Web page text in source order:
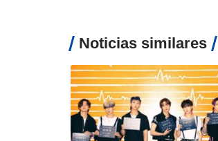
Noticias similares